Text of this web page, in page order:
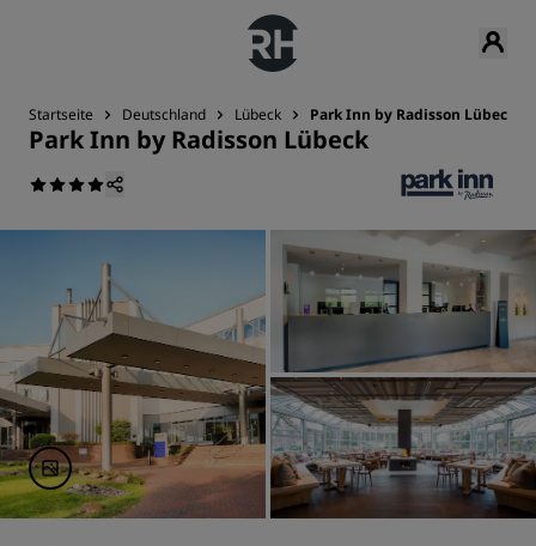
Startseite Deutschland Lübeck Park Inn by Radisson Lübeck
Park Inn by Radisson Lübeck